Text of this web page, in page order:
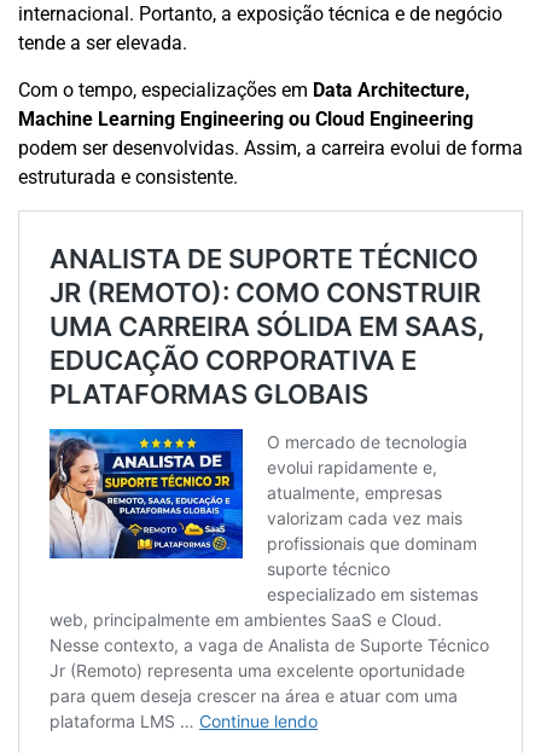
internacional. Portanto, a exposição técnica e de negócio
tende a ser elevada.
Com o tempo, especializações em Data Architecture,
Machine Learning Engineering ou Cloud Engineering
podem ser desenvolvidas. Assim, a carreira evolui de forma
estruturada e consistente.